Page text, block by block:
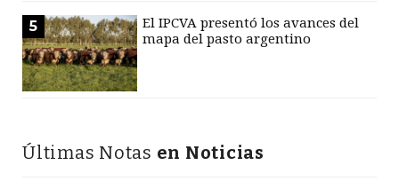
5
El IPCVA presentó los avances del
mapa del pasto argentino
Últimas Notas en Noticias